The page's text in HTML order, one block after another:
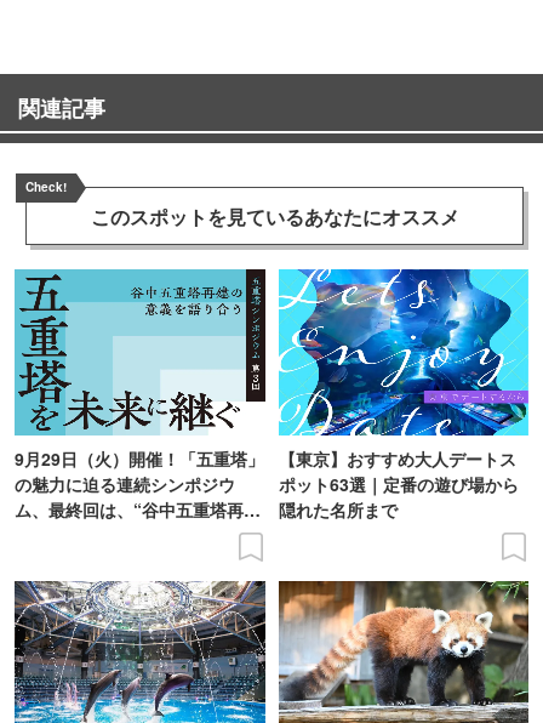
関連記事
Check!
このスポットを見ているあなたにオススメ
9月29日（火）開催！「五重塔」
の魅力に迫る連続シンポジウ
ム、最終回は、“谷中五重塔再建
【東京】おすすめ大人デートス
ポット63選｜定番の遊び場から
隠れた名所まで